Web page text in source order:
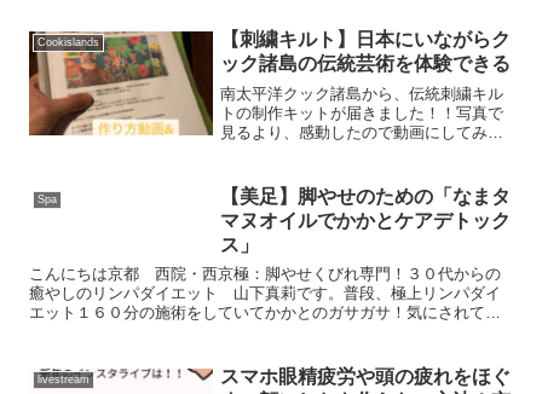
Cookislands
【刺繍キルト】日本にいながらク
ック諸島の伝統芸術を体験できる
南太平洋クック諸島から、伝統刺繍キル
トの制作キットが届きました！！写真で
見るより、感動したので動画にしてみま
なります。刺繍初心者でも簡単にできる
ように、現地からの動画...
Spa
【美足】脚やせのための「なまタ
マヌオイルでかかとケアデトック
ス」
こんにちは京都 西院・西京極：脚やせくびれ専門！３０代からの
癒やしのリンパダイエット 山下真莉です。普段、極上リンパダイ
エット１６０分の施術をしていてかかとのガサガサ！気にされてい
livestream
スマホ眼精疲労や頭の疲れをほぐ